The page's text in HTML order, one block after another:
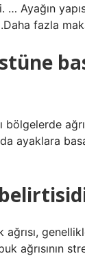
Ayağın
fazla
bölgelerde
ayaklara
ağrısı,
ağrısının